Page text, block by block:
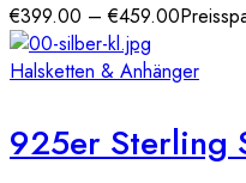
€399.00 –€459.00
Halsketten & Anhänger